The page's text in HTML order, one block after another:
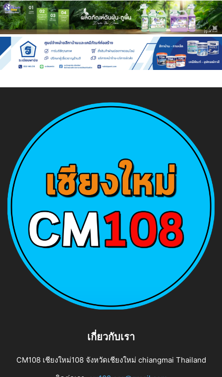
เกี่ยวกับเรา
CM108 เชียงใหม่108 จังหวัดเชียงใหม่ chiangmai Thailand